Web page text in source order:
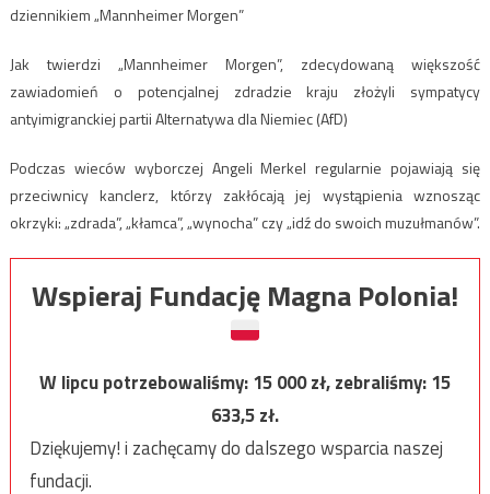
dziennikiem „Mannheimer Morgen”
Jak twierdzi „Mannheimer Morgen”, zdecydowaną większość
zawiadomień o potencjalnej zdradzie kraju złożyli sympatycy
antyimigranckiej partii Alternatywa dla Niemiec (AfD)
Podczas wieców wyborczej Angeli Merkel regularnie pojawiają się
przeciwnicy kanclerz, którzy zakłócają jej wystąpienia wznosząc
okrzyki: „zdrada”, „kłamca”, „wynocha” czy „idź do swoich muzułmanów”.
Wspieraj Fundację Magna Polonia!
W lipcu potrzebowaliśmy:15 000zł, zebraliśmy:15
633,5zł.
Dziękujemy! i zachęcamy do dalszego wsparcia naszej
fundacji.